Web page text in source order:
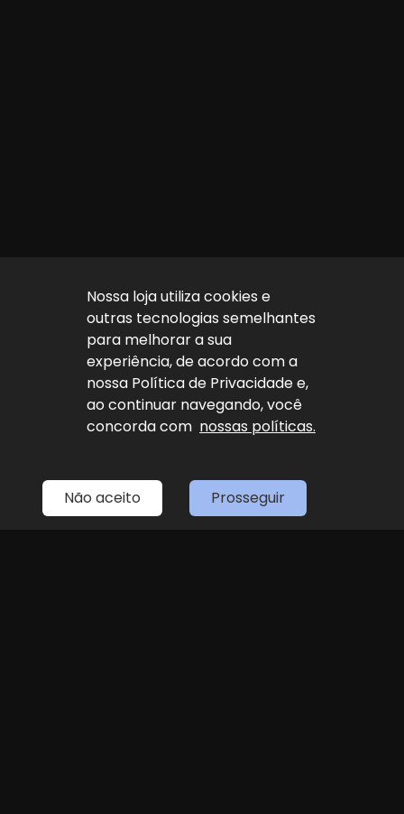
HomeEstoqueFale ConoscoSobre Nós
Entre em contato
(11) 4087-4887
Nossa loja utiliza cookies e
outras tecnologias semelhantes
para melhorar a sua
experiência, de acordo com a
nossa Política de Privacidade e,
ao continuar navegando, você
concorda com nossas políticas.
Não aceito Prosseguir